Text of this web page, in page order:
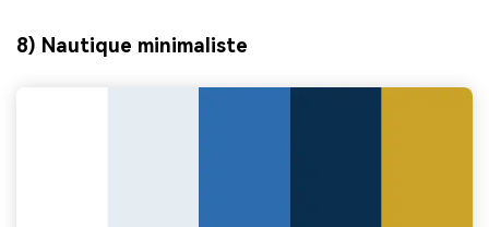
8) Nautique minimaliste